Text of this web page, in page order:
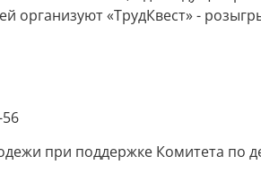
организуют «ТрудКвест» -
при поддержке Комитета